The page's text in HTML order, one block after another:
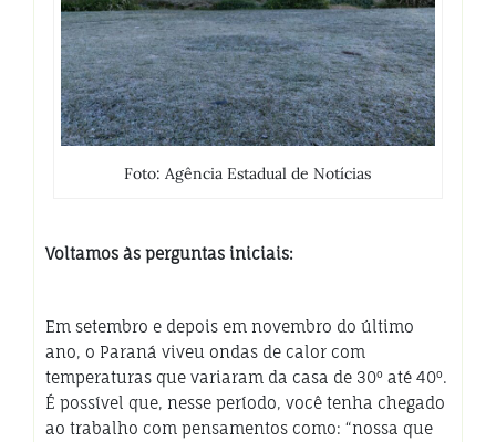
Foto: Agência Estadual de Notícias
Voltamos às perguntas iniciais:
Em setembro e depois em novembro do último
ano, o Paraná viveu ondas de calor com
temperaturas que variaram da casa de 30º até 40º.
É possível que, nesse período, você tenha chegado
ao trabalho com pensamentos como: “nossa que